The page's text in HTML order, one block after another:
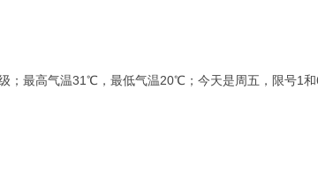
；最高气温31℃，最低气温20℃；今天是周五，限号1